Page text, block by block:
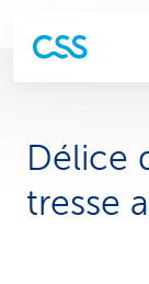
Délice
tresse